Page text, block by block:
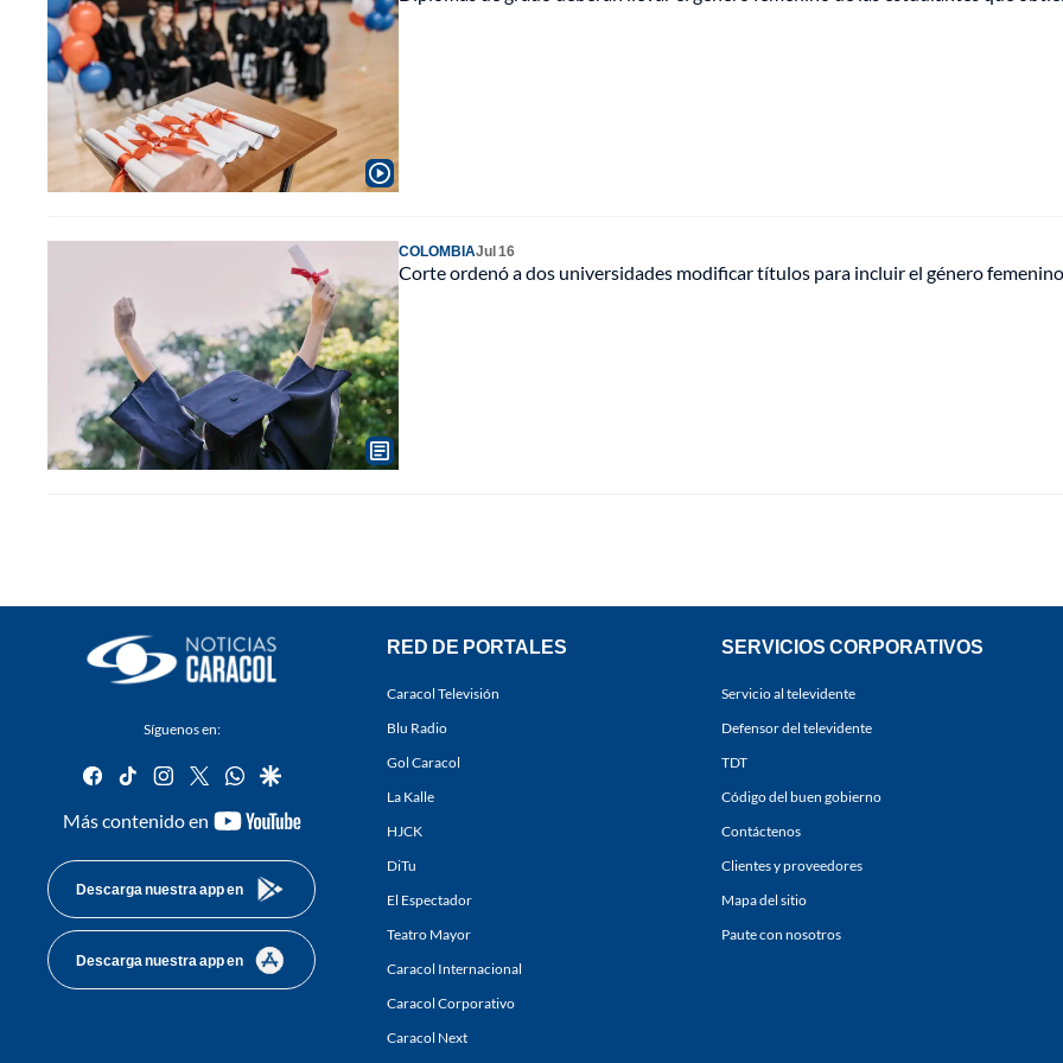
COLOMBIAJul 16
Corte ordenó a dos universidades modificar títulos para incluir el género femenino
Síguenos en:
facebook
tiktok instagram
twitterwhatsapp
google
Más contenido en
youtube-
Descarga nuestra app en
Descarga nuestra app en
RED DE PORTALES
Caracol Televisión
Blu Radio
Gol Caracol
La Kalle
HJCK
DiTu
El Espectador
Teatro Mayor
Caracol Internacional
Caracol Corporativo
Caracol Next
SERVICIOS CORPORATIVOS
Servicio al televidente
Defensor del televidente
TDT
Código del buen gobierno
Contáctenos
Clientes y proveedores
Mapa del sitio
Paute con nosotros